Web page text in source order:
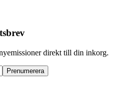
direkt till din inkorg.
Prenumerera